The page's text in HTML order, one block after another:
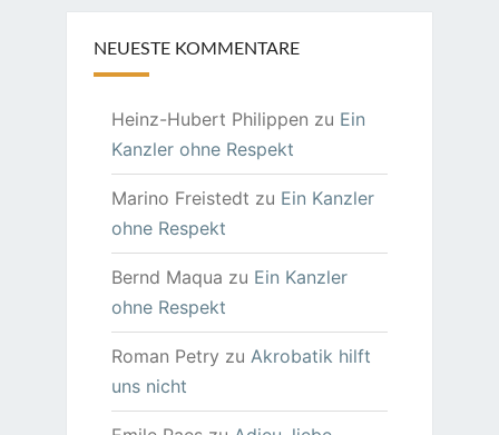
NEUESTE KOMMENTARE
Heinz-Hubert Philippen zu Ein
Kanzler ohne Respekt
Marino Freistedt zu Ein Kanzler
ohne Respekt
Bernd Maqua zu Ein Kanzler
ohne Respekt
Roman Petry zu Akrobatik hilft
uns nicht